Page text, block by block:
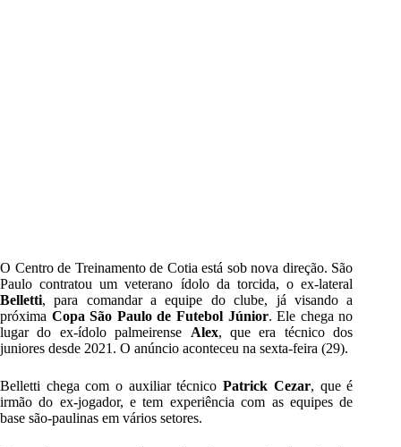
O Centro de Treinamento de Cotia está sob nova direção. São
Paulo contratou um veterano ídolo da torcida, o ex-lateral
Belletti, para comandar a equipe do clube, já visando a
próxima Copa São Paulo de Futebol Júnior. Ele chega no
lugar do ex-ídolo palmeirense Alex, que era técnico dos
juniores desde 2021. O anúncio aconteceu na sexta-feira (29).
Belletti chega com o auxiliar técnicoPatrick Cezar, que é
irmão do ex-jogador, e tem experiência com as equipes de
base são-paulinas em vários setores.